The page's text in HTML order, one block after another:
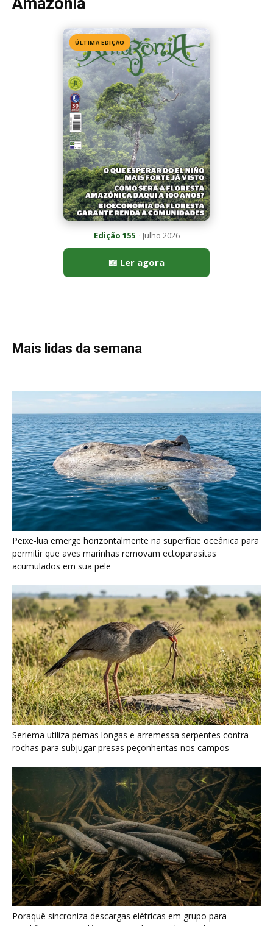
Edição 155· Julho 2026
📖 Ler agora
Mais lidas da semana
Peixe-lua emerge horizontalmente na superfície oceânica para
permitir que aves marinhas removam ectoparasitas
Seriema utiliza pernas longas e arremessa serpentes contra
rochas para subjugar presas peçonhentas nos campos
Poraquê sincroniza descargas elétricas em grupo para
amplificar campo elétrico e atordoar cardumes de peixes
maiores na Amazônia
Seriema combina corridas em alta velocidade e arremessos
contra rochas para imobilizar serpentes peçonhentas no